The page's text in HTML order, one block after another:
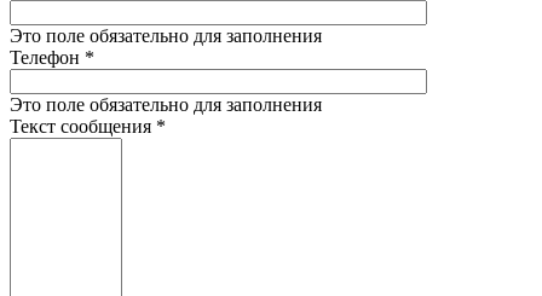
Это поле обязательно для заполнения
Телефон *
Это поле обязательно для заполнения
Текст сообщения *